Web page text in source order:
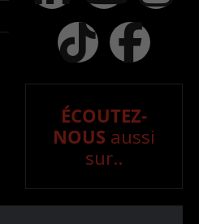
ÉCOUTEZ-
NOUS aussi
sur..